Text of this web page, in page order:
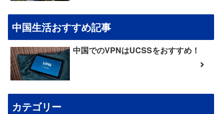
中国生活おすすめ記事
中国でのVPNはUCSSをおすすめ！
カテゴリー